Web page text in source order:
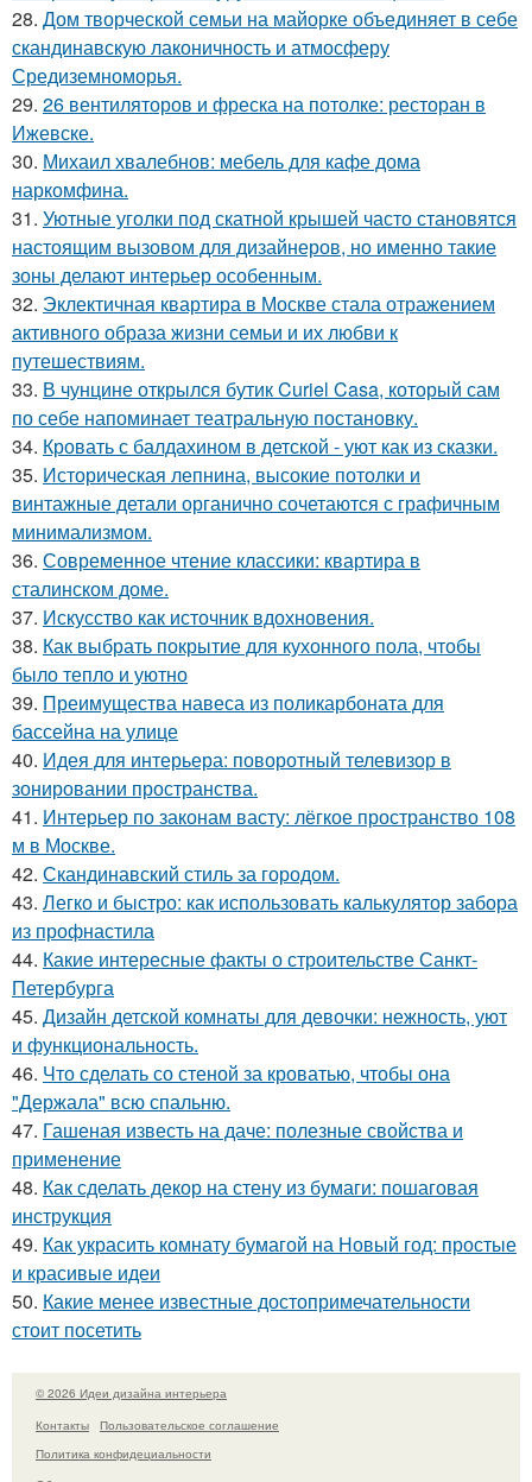
28. Дом творческой семьи на майорке объединяет в себе
скандинавскую лаконичность и атмосферу
Средиземноморья.
29. 26 вентиляторов и фреска на потолке: ресторан в
Ижевске.
30. Михаил хвалебнов: мебель для кафе дома
наркомфина.
31. Уютные уголки под скатной крышей часто становятся
настоящим вызовом для дизайнеров, но именно такие
зоны делают интерьер особенным.
32. Эклектичная квартира в Москве стала отражением
активного образа жизни семьи и их любви к
путешествиям.
33. В чунцине открылся бутик Curiel Casa, который сам
по себе напоминает театральную постановку.
34. Кровать с балдахином в детской - уют как из сказки.
35. Историческая лепнина, высокие потолки и
винтажные детали органично сочетаются с графичным
минимализмом.
36. Современное чтение классики: квартира в
сталинском доме.
37. Искусство как источник вдохновения.
38. Как выбрать покрытие для кухонного пола, чтобы
было тепло и уютно
39. Преимущества навеса из поликарбоната для
бассейна на улице
40. Идея для интерьера: поворотный телевизор в
зонировании пространства.
41. Интерьер по законам васту: лёгкое пространство 108
м в Москве.
42. Скандинавский стиль за городом.
43. Легко и быстро: как использовать калькулятор забора
из профнастила
44. Какие интересные факты о строительстве Санкт-
Петербурга
45. Дизайн детской комнаты для девочки: нежность, уют
и функциональность.
46. Что сделать со стеной за кроватью, чтобы она
"Держала" всю спальню.
47. Гашеная известь на даче: полезные свойства и
применение
48. Как сделать декор на стену из бумаги: пошаговая
инструкция
49. Как украсить комнату бумагой на Новый год: простые
и красивые идеи
50. Какие менее известные достопримечательности
стоит посетить
© 2026 Идеи дизайна интерьера
Контакты
Пользовательское соглашение
Политика конфидециальности